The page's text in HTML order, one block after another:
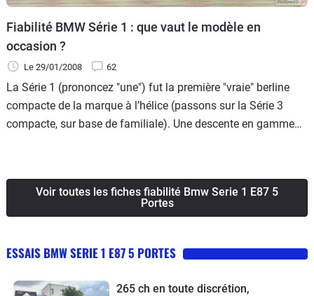
Fiabilité BMW Série 1 : que vaut le modèle en
occasion ?
Le 29/01/2008 62
La Série 1 (prononcez "une") fut la première "vraie" berline
compacte de la marque à l’hélice (passons sur la Série 3
compacte, sur base de familiale). Une descente en gamme
résultats commerciaux du modèle. La Série 1 est en tout cas
une des compactes les plus dynamiques du marché, d’autant
que BMW lui a conservé son caractère de propulsion. Elle est
à la tonitruante version 130i de 265 ch en essence, tandis
le 120d de 163 puis 177 ch. Beaucoup se sont plaints en
Voir toutes les fiches fiabilité Bmw Serie 1 E87 5
Portes
ESSAIS BMW SERIE 1 E87 5 PORTES
265 ch en toute discrétion,